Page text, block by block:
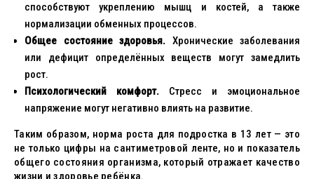
способствуют укреплению мышц и костей, а также
нормализации обменных процессов.
Общее состояние здоровья. Хронические заболевания
или дефицит определённых веществ могут замедлить
рост.
Психологический комфорт. Стресс и эмоциональное
напряжение могут негативно влиять на развитие.
Таким образом, норма роста для подростка в 13 лет — это
не только цифры на сантиметровой ленте, но и показатель
общего состояния организма, который отражает качество
жизни и здоровье ребёнка.